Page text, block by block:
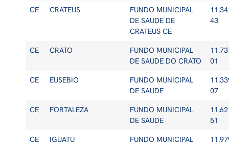
CE CRATEUS
FUNDO MUNICIPAL
DE SAUDE DE
CRATEUS CE
43
CE CRATO
FUNDO MUNICIPAL
DE SAUDE DO CRATO
01
CE EUSEBIO
FUNDO MUNICIPAL
DE SAUDE
07
CE FORTALEZA
FUNDO MUNICIPAL
DE SAUDE
51
CE IGUATU
FUNDO MUNICIPAL